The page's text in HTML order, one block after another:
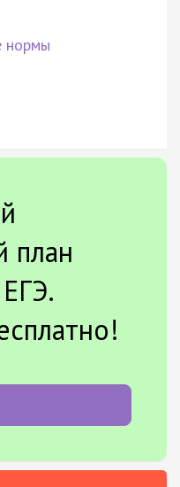
нормы
план